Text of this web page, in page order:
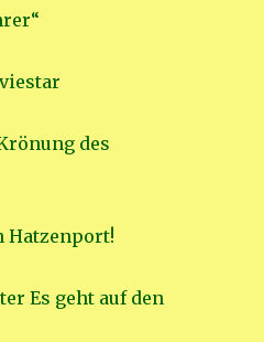
des
Hatzenport!
Es geht auf den